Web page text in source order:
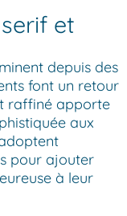
et
depuis des
font un retour
raffiné apporte
aux
pour ajouter
à leur